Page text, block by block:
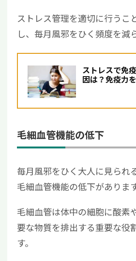
ストレス管理を適切に行うこ
し、毎月風邪をひく頻度を減
ストレスで免
因は？免疫力
毛細血管機能の低下
毎月風邪をひく大人に見られ
毛細血管機能の低下があります
毛細血管は体中の細胞に酸素
要な物質を排出する重要な役
す。